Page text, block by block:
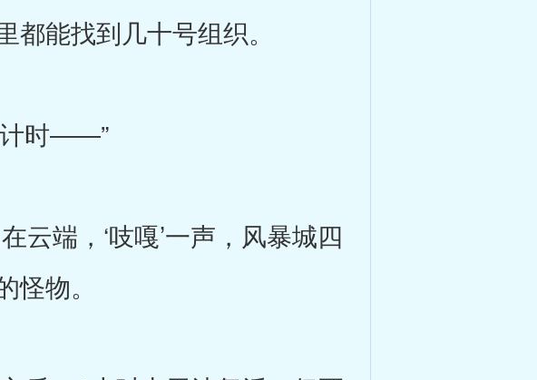
能找到几十号组织。
时――”
端，‘吱嘎’一声，风暴城四
物。